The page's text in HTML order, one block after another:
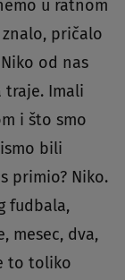
u ratnom
pričalo
od nas
traje. Imali
i što smo
bili
primio? Niko.
fudbala,
mesec, dva,
to toliko